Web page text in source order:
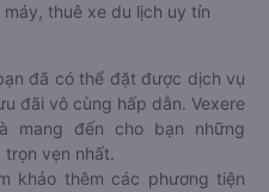
thuê xe du lịch uy tín
đã có thể đặt được dịch vụ
đãi vô cùng hấp dẫn. Vexere
mang đến cho bạn những
vẹn nhất.
khảo thêm các phương tiện